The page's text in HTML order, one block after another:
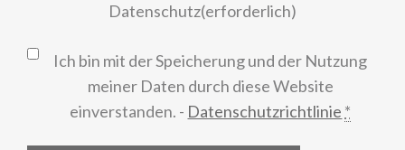
Datenschutz(erforderlich)
Ich bin mit der Speicherung und der Nutzung
meiner Daten durch diese Website
einverstanden. - Datenschutzrichtlinie *